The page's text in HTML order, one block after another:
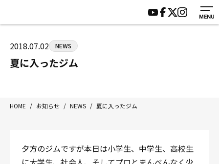
MENU
八王子中屋ボクシングジム
HOME
ジムについて
トレーニング
入会案内
施設紹介
サポーター募集
2018.07.02 NEWS
夏に入ったジム
HOME / お知らせ / NEWS / 夏に入ったジム
夕方のジムですが本日は小学生、中学生、高校生